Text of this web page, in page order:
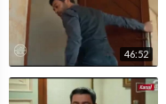
46:52